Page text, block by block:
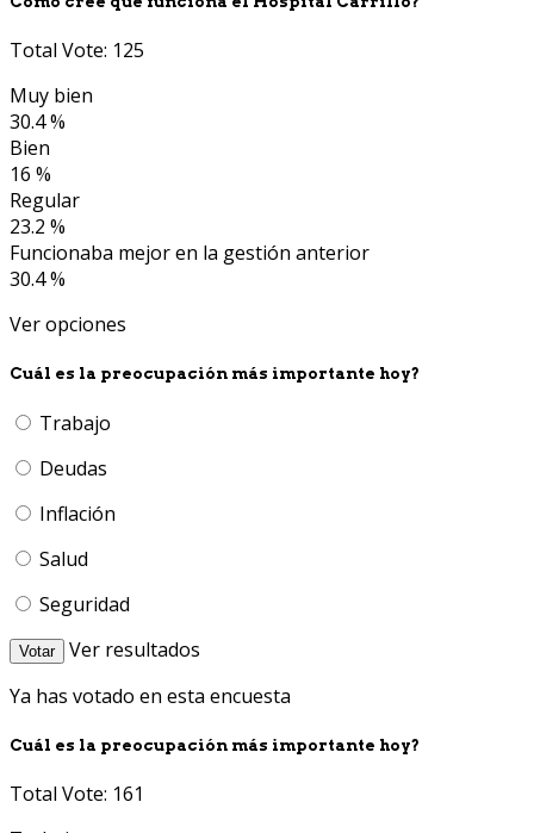
Total Vote: 125
Muy bien
30.4 %
Bien
16 %
Regular
23.2 %
Funcionaba mejor en la gestión anterior
30.4 %
Ver opciones
Cuál es la preocupación más importante hoy?
Trabajo
Deudas
Inflación
Salud
Seguridad
Votar
Ver resultados
Ya has votado en esta encuesta
Cuál es la preocupación más importante hoy?
Total Vote: 161